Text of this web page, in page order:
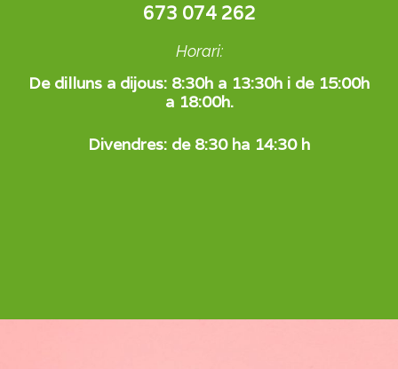
673 074 262
Horari:
De dilluns a dijous: 8:30h a 13:30h i de 15:00h
a 18:00h.
Divendres: de 8:30 ha 14:30 h